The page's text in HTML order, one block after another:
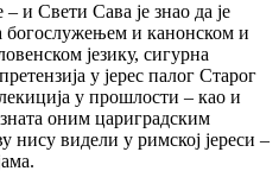
и Свети Сава је знао да је
богослужењем и канонском и
језику, сигурна
у јерес палог Старог
у прошлости – као и
оним цариградским
нису видели у римској јереси –